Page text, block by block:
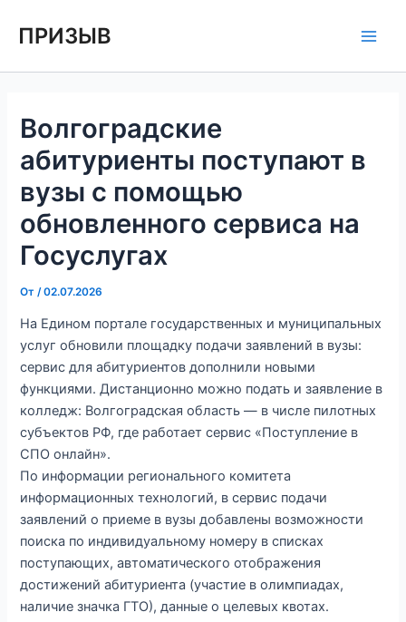
ПРИЗЫВ
Волгоградские
абитуриенты поступают в
вузы с помощью
обновленного сервиса на
Госуслугах
От /02.07.2026
На Едином портале государственных и муниципальных
услуг обновили площадку подачи заявлений в вузы:
сервис для абитуриентов дополнили новыми
функциями. Дистанционно можно подать и заявление в
колледж: Волгоградская область — в числе пилотных
субъектов РФ, где работает сервис «Поступление в
СПО онлайн».
По информации регионального комитета
информационных технологий, в сервис подачи
заявлений о приеме в вузы добавлены возможности
поиска по индивидуальному номеру в списках
поступающих, автоматического отображения
достижений абитуриента (участие в олимпиадах,
наличие значка ГТО), данные о целевых квотах.
по